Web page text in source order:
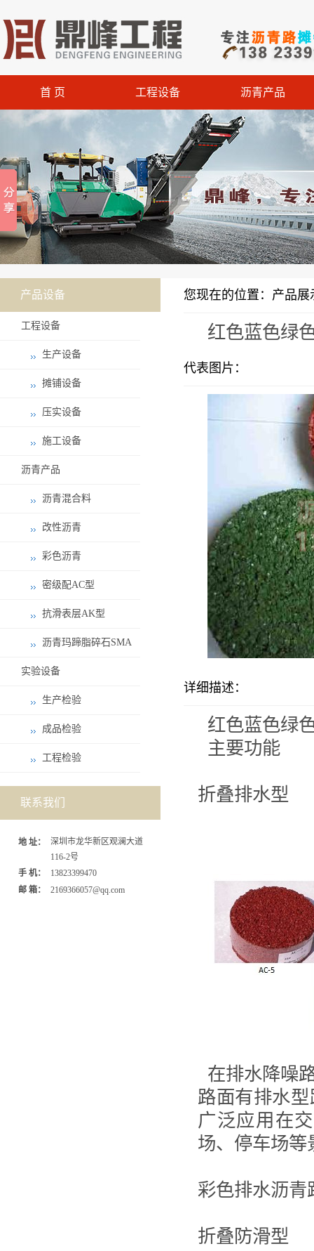
首 页 工程设备 沥青产品
产品设备
工程设备
生产设备
摊铺设备
压实设备
施工设备
沥青产品
沥青混合料
改性沥青
彩色沥青
密级配AC型
抗滑表层AK型
沥青玛蹄脂碎石SMA
实验设备
生产检验
成品检验
工程检验
联系我们
地 址：
深圳市龙华新区观澜大道
116-2号
手 机：
13823399470
邮 箱：
2169366057@qq.com
您现在的位置：产品
红色蓝色绿
代表图片：
详细描述：
红色蓝色绿
主要功能
折叠排水型
在排水降噪
路面有排水
广泛应用在
场、停车场等
彩色排水沥青
折叠防滑型